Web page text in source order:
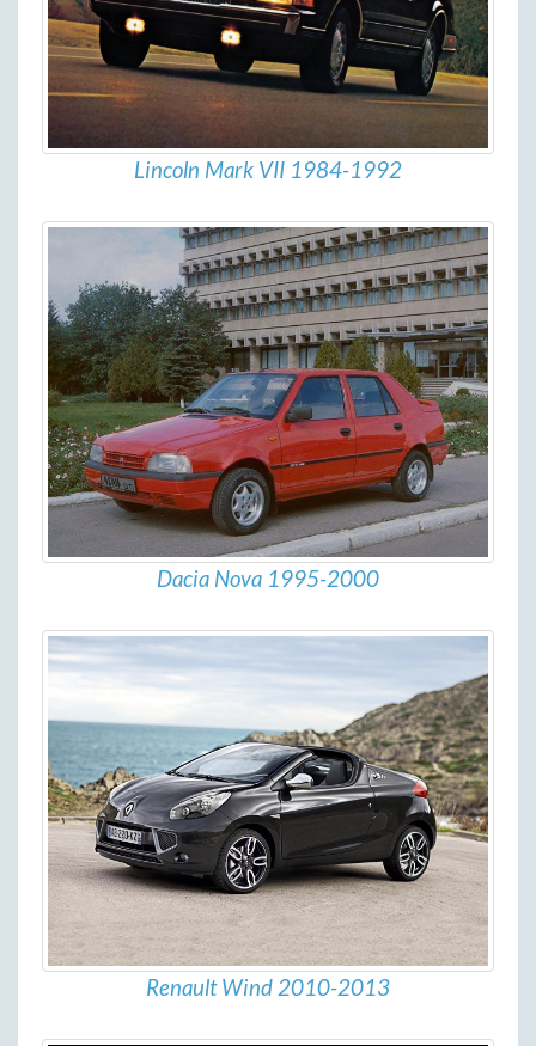
Lincoln Mark VII 1984-1992
Dacia Nova 1995-2000
Renault Wind 2010-2013